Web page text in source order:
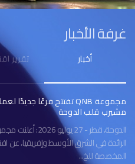
غرفة الأخبار
تقرير أخبار
مشيرب قلب الدوحة
المخصصة للخ...